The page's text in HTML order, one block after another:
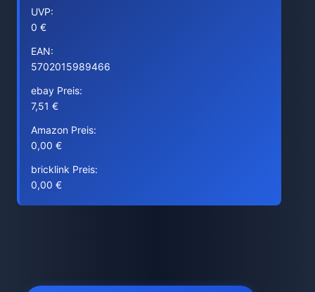
UVP:
0 €
EAN:
5702015989466
ebay Preis:
7,51 €
Amazon Preis:
0,00 €
bricklink Preis:
0,00 €